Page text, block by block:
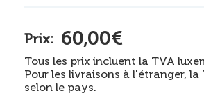
Prix: 60,00€
Tous les prix incluent la TVA
Pour les livraisons à l'étranger,
selon le pays.